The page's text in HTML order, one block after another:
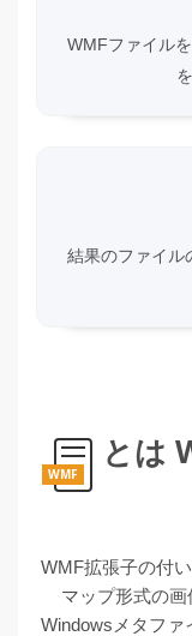
WMFファイル
結果のファイル
WMF
とは
WMF拡張子の付
マップ形式の
Windowsメタファ